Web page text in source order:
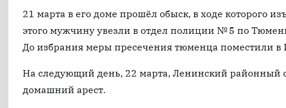
21 марта в его доме прошёл обыск, в ходе которого
этого мужчину увезли в отдел полиции № 5 по
До избрания меры пресечения тюменца поместили в
На следующий день, 22 марта, Ленинский районный
домашний арест.